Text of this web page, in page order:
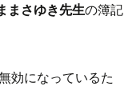
まさゆき先生の簿記
効になっているた